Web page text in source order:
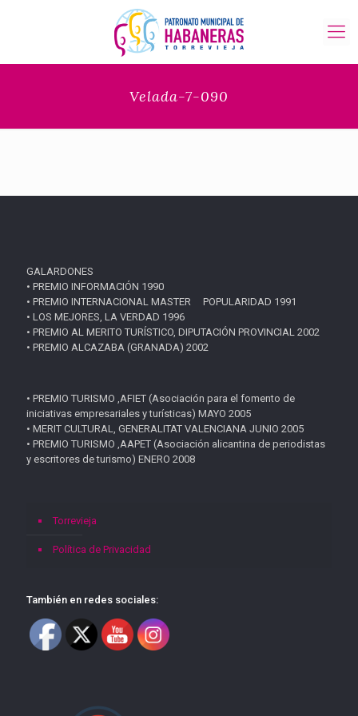
Velada-7-090
GALARDONES
• PREMIO INFORMACIÓN 1990
• PREMIO INTERNACIONAL MASTER POPULARIDAD 1991
• LOS MEJORES, LA VERDAD 1996
• PREMIO AL MERITO TURÍSTICO, DIPUTACIÓN PROVINCIAL 2002
• PREMIO ALCAZABA (GRANADA) 2002
• PREMIO TURISMO ,AFIET (Asociación para el fomento de
iniciativas empresariales y turísticas) MAYO 2005
• MERIT CULTURAL, GENERALITAT VALENCIANA JUNIO 2005
• PREMIO TURISMO ,AAPET (Asociación alicantina de periodistas
y escritores de turismo) ENERO 2008
Torrevieja
Política de Privacidad
También en redes sociales: